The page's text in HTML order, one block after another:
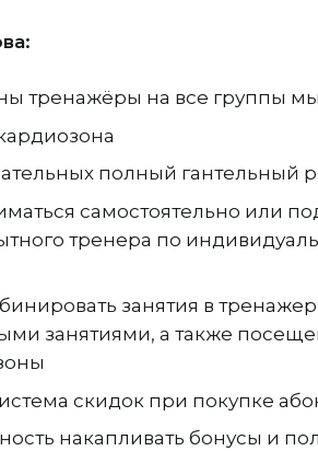
тренажёры на все группы
полный гантельный
самостоятельно или
тренера по
занятия в
занятиями, а также
скидок при покупке
накапливать бонусы и